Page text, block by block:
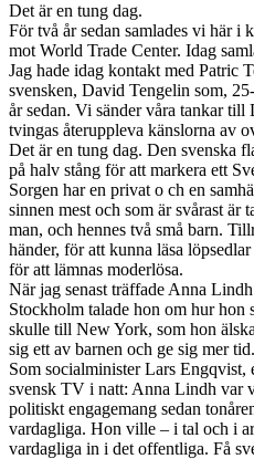
Det är en tung dag.
För två år sedan samlades vi här i
mot World Trade Center. Idag
Jag hade idag kontakt med Patric
svensken, David Tengelin som,
år sedan. Vi sänder våra tankar
tvingas återuppleva känslorna av
Det är en tung dag. Den svenska
på halv stång för att markera ett
Sorgen har en privat o ch en
sinnen mest och som är svårast är
man, och hennes två små barn.
händer, för att kunna läsa
för att lämnas moderlösa.
När jag senast träffade Anna
Stockholm talade hon om hur hon
skulle till New York, som hon
sig ett av barnen och ge sig mer tid.
Som socialminister Lars Engqvist,
svensk TV i natt: Anna Lindh var
politiskt engagemang sedan
vardagliga. Hon ville – i tal och i
vardagliga in i det offentliga. Få